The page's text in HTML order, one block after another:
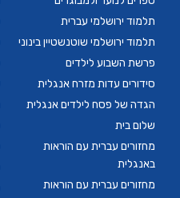
תלמוד ירושלמי עברית
תלמוד ירושלמי שוטנשטיין בינוני
פרשת השבוע לילדים
סידורים עדות מזרח אנגלית
הגדה של פסח לילדים אנגלית
שלום בית
מחזורים עברית עם הוראות
באנגלית
מחזורים עברית עם הוראות